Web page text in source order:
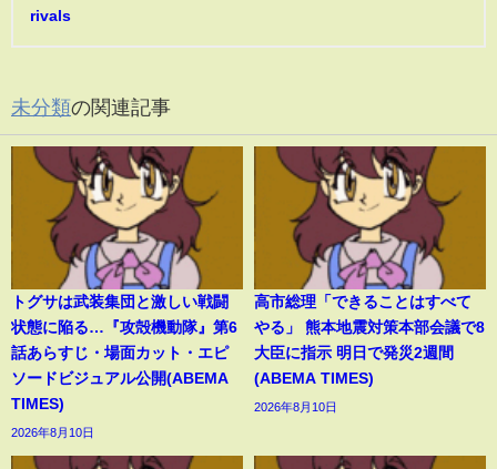
rivals
未分類の関連記事
トグサは武装集団と激しい戦闘
状態に陥る…『攻殻機動隊』第6
話あらすじ・場面カット・エピ
ソードビジュアル公開(ABEMA
TIMES)
2026年8月10日
高市総理「できることはすべて
やる」 熊本地震対策本部会議で8
大臣に指示 明日で発災2週間
(ABEMA TIMES)
2026年8月10日